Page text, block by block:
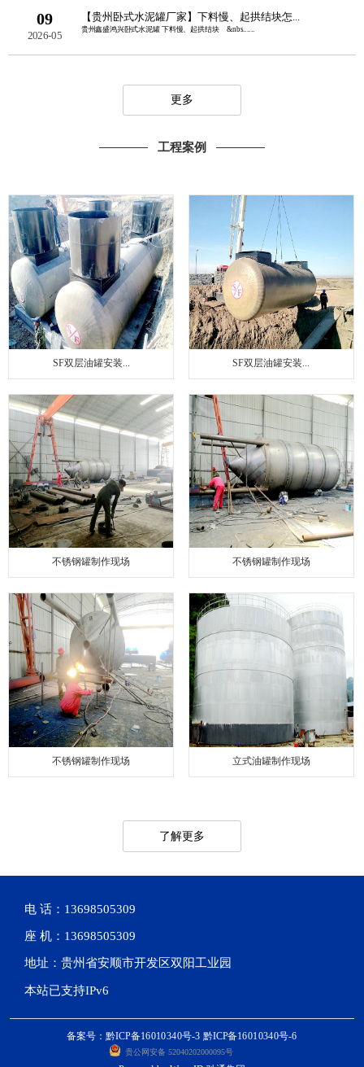
09
2026-05
【贵州卧式水泥罐厂家】下料慢、起拱结块怎...
贵州鑫盛鸿兴卧式水泥罐 下料慢、起拱结块 &nbs......
更多
工程案例
SF双层油罐安装... SF双层油罐安装...
不锈钢罐制作现场 不锈钢罐制作现场
不锈钢罐制作现场 立式油罐制作现场
了解更多
电 话：13698505309
座 机：13698505309
地址：贵州省安顺市开发区双阳工业园
本站已支持IPv6
备案号：黔ICP备16010340号-3 黔ICP备16010340号-6
贵公网安备 52040202000095号